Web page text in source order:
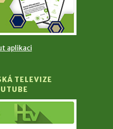
aplikaci
TELEVIZE